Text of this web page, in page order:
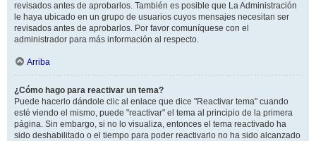
revisados antes de aprobarlos. También es posible que La Administración
le haya ubicado en un grupo de usuarios cuyos mensajes necesitan ser
revisados antes de aprobarlos. Por favor comuníquese con el
administrador para más información al respecto.
Arriba
¿Cómo hago para reactivar un tema?
Puede hacerlo dándole clic al enlace que dice "Reactivar tema" cuando
esté viendo el mismo, puede "reactivar" el tema al principio de la primera
página. Sin embargo, si no lo visualiza, entonces el tema reactivado ha
sido deshabilitado o el tiempo para poder reactivarlo no ha sido alcanzado